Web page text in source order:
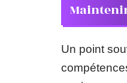
Un point